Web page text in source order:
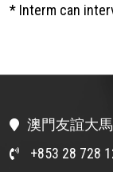
* Interm can
澳門友誼大
+853 28 728